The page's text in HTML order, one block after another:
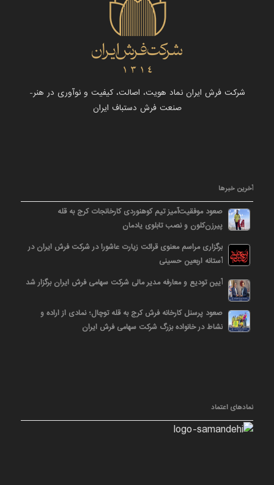
شرکت فرش ایران نماد هویت، اصالت، کیفیت و نوآوری در هنر-
صنعت فرش دستباف ایران
آخرین خبرها
صعود موفقیت‌آمیز تیم کوهنوردی کارخانجات کرج به قله
پیرزن‌کلون و نصب تابلوی یادمان
برگزاری مراسم معنوی قرائت زیارت عاشورا در شرکت فرش ایران در
آستانه اربعین حسینی
آیین تودیع و معارفه مدیر مالی شرکت سهامی فرش ایران برگزار شد
صعود پرسنل کارخانه فرش کرج به قله توچال؛ نمادی از اراده و
نشاط در خانواده بزرگ شرکت سهامی فرش ایران
نمادهای اعتماد